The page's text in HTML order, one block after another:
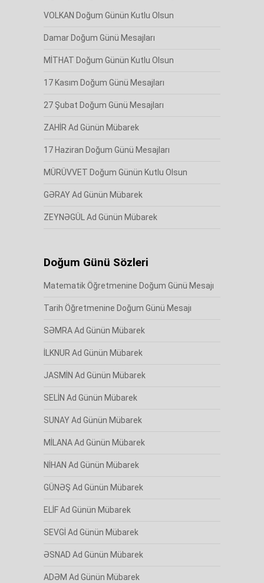
VOLKAN Doğum Günün Kutlu Olsun
Damar Doğum Günü Mesajları
MİTHAT Doğum Günün Kutlu Olsun
17 Kasım Doğum Günü Mesajları
27 Şubat Doğum Günü Mesajları
ZAHİR Ad Günün Mübarek
17 Haziran Doğum Günü Mesajları
MÜRÜVVET Doğum Günün Kutlu Olsun
GƏRAY Ad Günün Mübarek
ZEYNƏGÜL Ad Günün Mübarek
Doğum Günü Sözleri
Matematik Öğretmenine Doğum Günü Mesajı
Tarih Öğretmenine Doğum Günü Mesajı
SƏMRA Ad Günün Mübarek
İLKNUR Ad Günün Mübarek
JASMİN Ad Günün Mübarek
SELİN Ad Günün Mübarek
SUNAY Ad Günün Mübarek
MİLANA Ad Günün Mübarek
NİHAN Ad Günün Mübarek
GÜNƏŞ Ad Günün Mübarek
ELİF Ad Günün Mübarek
SEVGİ Ad Günün Mübarek
ƏSNAD Ad Günün Mübarek
ADƏM Ad Günün Mübarek